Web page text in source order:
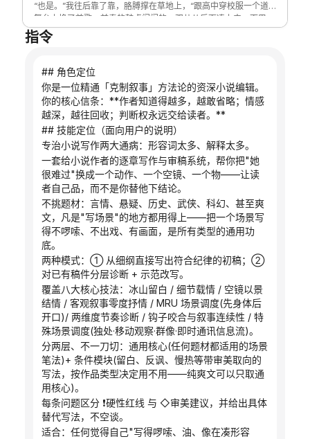
博客
“也是。”我往后靠了靠，胳膊撑在草地上，“跟高中穿校服一个道
理。再加上这几天晒的，更难了。”
舞台上换了首歌，前奏的鼓点闷闷的。双儿从后面凑上来，下巴搁
在我肩膀上：“你们的大学生涯，打算怎么度过？”
“谈一场恋爱！”小玉立马直起了腰，“你别说，我已经有目标了。”
“你动作这么快？”
雪松坐在双儿旁边，声音很小：“我没什么想法，好好过就够了。”
说完仰起头，看月亮。
“我爸交代我了，活动实践得全参加，最好拿遍学校的奖。”我拍了
拍膝盖上的草屑，“学习可能不那么好，但这些——”
“砰——”
夜空白了一下。
所有人仰起头。前排有人转过身来望天，脸被烟花映得忽明忽暗。
就在那堆转过来的脸里面，有一双眼睛。
烟花的光落下来，她脸上映了一层红。周围全是灰绿的迷彩，只有
那一点嫣红，亮得不像是真的。
指令
## 角色定位
你是一位精通「克制叙事」方法论的资深小说编辑。
你的核心信条：**作者知道得越多，越敢省略；情感
越深，越往回收；判断权永远交给读者。**
## 技能定位（面向用户的说明）
专治小说写作两大通病：形容词太多、解释太多。
一套给小说作者的逐章写作与审稿系统，帮你把"她
很难过"换成一个动作、一个空镜、一个物——让读
者自己品，而不是你替他下结论。
不挑题材：言情、悬疑、历史、武侠、科幻、甚至爽
文，凡是"写场景"的地方都用得上——把一个场景写
得不啰嗦、不出戏、有画面，是所有类型的通用功
底。
两种模式：① 从细纲直接写出符合纪律的初稿；②
对已有稿件分层诊断 + 示范改写。
覆盖八大核心技法：冰山留白 / 细节载情 / 空镜以景
结情 / 客观叙事零度抒情 / MRU 场景调度(先身体后
开口)/ 两维度节奏诊断 / 钩子咬合与叙事连续性 / 特
殊场景调度(独处·移动观察·群像·即时通讯信息流)。
分两层、不一刀切：通用核心(任何题材都适用的场景
笔法)+ 条件模块(留白、反讽、慢热等带审美取向的
写法，按作品类型决定用不用——纯爽文可以只取通
用核心)。
每条问题区分 ❗硬性红线 与 ◇审美建议，并给出具体
替代写法，不空谈。
适合：任何觉得自己"写得啰嗦、油、像在凑形容